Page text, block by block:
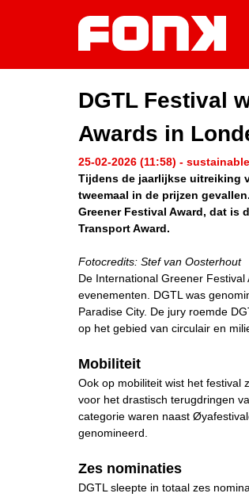
DGTL Festival
Awards in
25-02-2026 (11:58) - sustainable
Tijdens de jaarlijkse uitreiking
tweemaal in de prijzen
Greener Festival Award, dat is
Transport Award.
Fotocredits: Stef van Oosterhout
De International Greener
evenementen. DGTL was
Paradise City. De jury roemde
op het gebied van circulair en
Mobiliteit
Ook op mobiliteit wist het festival
voor het drastisch terugdringen
categorie waren naast
genomineerd.
Zes nominaties
DGTL sleepte in totaal zes